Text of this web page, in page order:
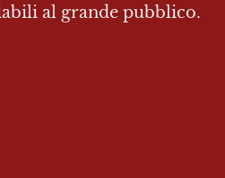
al grande pubblico.